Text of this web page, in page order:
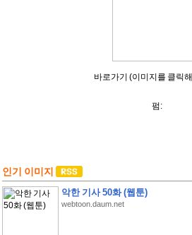
바로가기 (이미지를 클릭
펌:
인기 이미지
악한 기사 50화 (웹툰)
webtoon.daum.net